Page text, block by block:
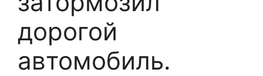
дорогой
автомобиль.